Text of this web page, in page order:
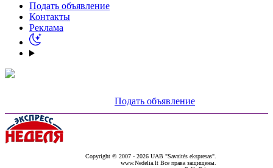
Подать объявление
Контакты
Реклама
Подать объявление
Copyright © 2007 - 2026 UAB "Savaitės ekspresas".
www.Nedelia.lt Все права защищены.